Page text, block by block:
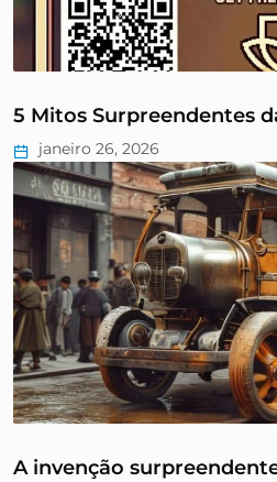
5 Mitos Surpreendentes
janeiro 26, 2026
A invenção